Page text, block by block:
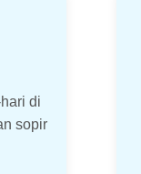
di
sopir